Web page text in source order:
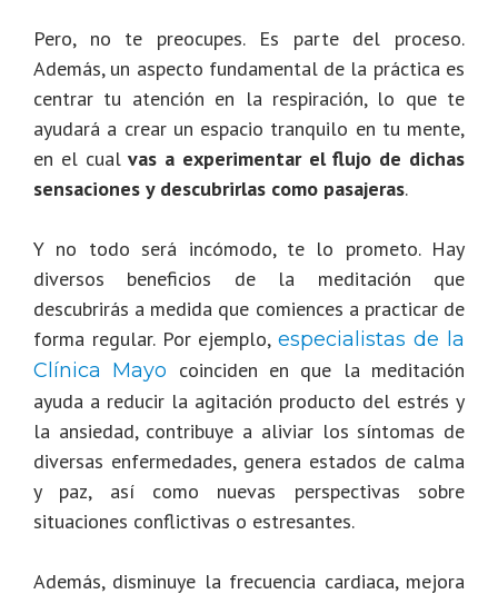
Pero, no te preocupes. Es parte del proceso.
Además, un aspecto fundamental de la práctica es
centrar tu atención en la respiración, lo que te
ayudará a crear un espacio tranquilo en tu mente,
en el cualvas a experimentar el flujo de dichas
sensaciones y descubrirlas como pasajeras.
Y no todo será incómodo, te lo prometo. Hay
diversos beneficios de la meditación que
descubrirás a medida que comiences a practicar de
forma regular. Por ejemplo,especialistas de la
Clínica Mayo coinciden en que la meditación
ayuda a reducir la agitación producto del estrés y
la ansiedad, contribuye a aliviar los síntomas de
diversas enfermedades, genera estados de calma
y paz, así como nuevas perspectivas sobre
situaciones conflictivas o estresantes.
Además, disminuye la frecuencia cardiaca, mejora